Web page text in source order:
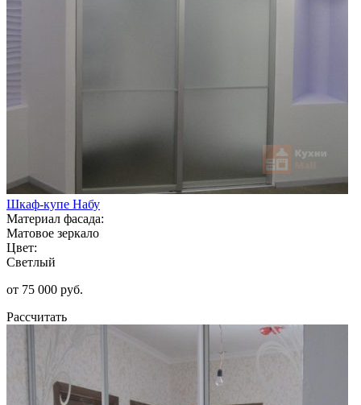
Шкаф-купе Набу
Материал фасада:
Матовое зеркало
Цвет:
Светлый
от 75 000 руб.
Рассчитать